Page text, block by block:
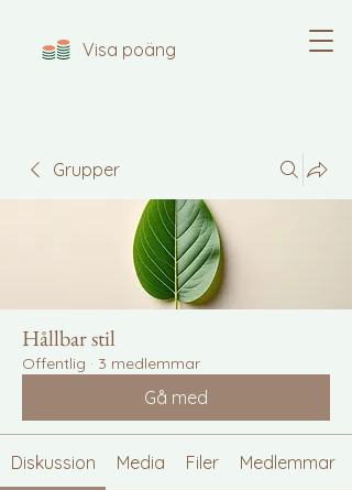
Visa poäng
Grupper
Hållbar stil
Offentlig · 3 medlemmar
Gå med
Diskussion Media Filer Medlemmar